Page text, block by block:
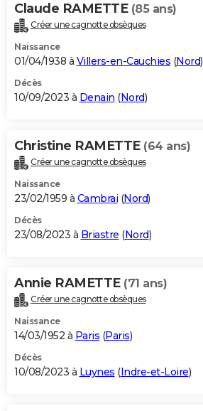
Claude RAMETTE (85 ans)
Créer une cagnotte obsèques
Naissance
01/04/1938 à Villers-en-Cauchies (Nord)
Décès
10/09/2023 à Denain (Nord)
Christine RAMETTE (64 ans)
Créer une cagnotte obsèques
Naissance
23/02/1959 à Cambrai (Nord)
Décès
23/08/2023 à Briastre (Nord)
Annie RAMETTE (71 ans)
Créer une cagnotte obsèques
Naissance
14/03/1952 à Paris (Paris)
Décès
10/08/2023 à Luynes (Indre-et-Loire)